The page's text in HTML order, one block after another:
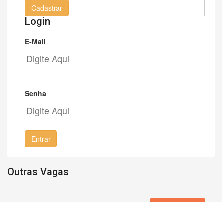
Cadastrar
Login
E-Mail
Senha
Entrar
Outras Vagas